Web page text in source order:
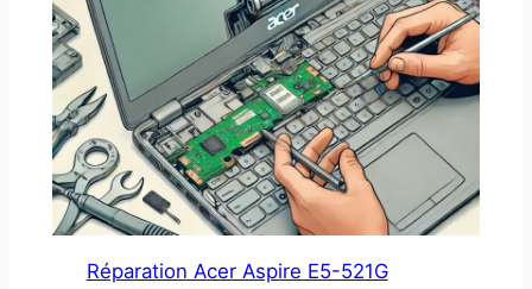
Réparation Acer Aspire E5-521G